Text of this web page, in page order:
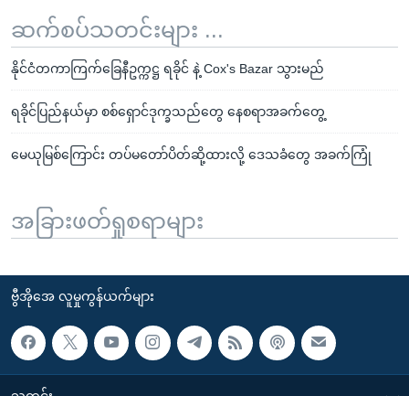
ဆက်စပ်သတင်းများ ...
နိုင်ငံတကာကြက်ခြေနီဥက္ကဋ္ဌ ရခိုင် နဲ့ Cox's Bazar သွားမည်
ရခိုင်ပြည်နယ်မှာ စစ်ရှောင်ဒုက္ခသည်တွေ နေစရာအခက်တွေ့
မေယုမြစ်ကြောင်း တပ်မတော်ပိတ်ဆို့ထားလို့ ဒေသခံတွေ အခက်ကြုံ
အခြားဖတ်ရှုစရာများ
ဗွီအိုအေ လူမှုကွန်ယက်များ